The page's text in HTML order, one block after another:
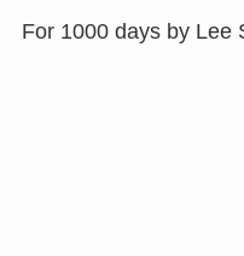
For 1000 days by Lee